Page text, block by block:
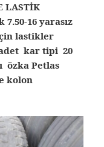
LASTİK
7.50-16 yarasız
lastikler
adet kar tipi 20
özka Petlas
kolon